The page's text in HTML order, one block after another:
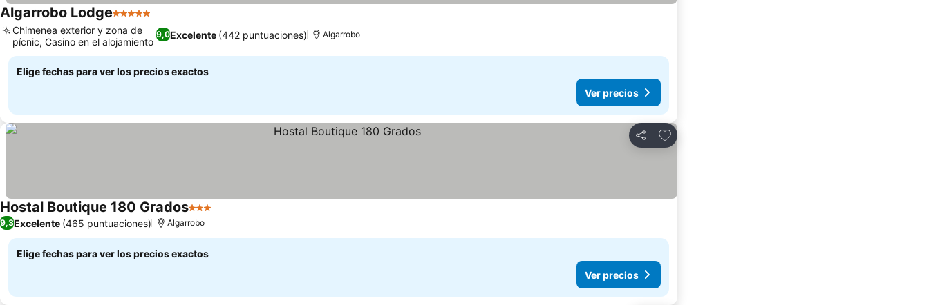
Algarrobo Lodge5 Estrellas
9,0Excelente (442 puntuaciones)
Chimenea exterior y zona de
pícnic, Casino en el alojamiento
Algarrobo
Elige fechas para ver los precios exactos
Ver precios
Compartir
Agregar a favoritos
Hostal Boutique 180 Grados3 Estrellas
9,3Excelente (465 puntuaciones) Algarrobo
Elige fechas para ver los precios exactos
Ver precios